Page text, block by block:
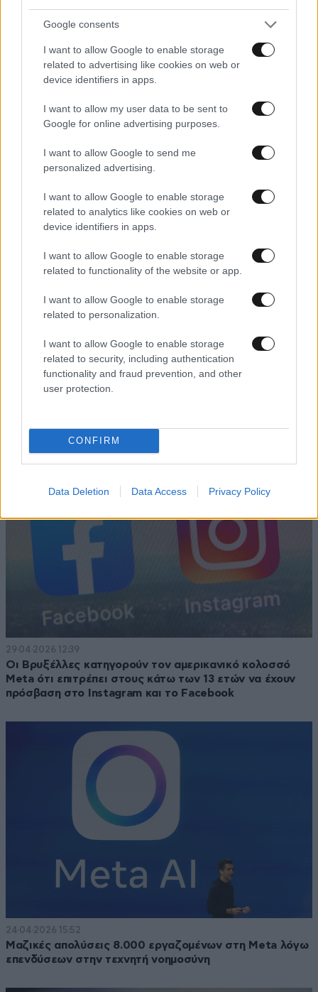
Google consents
I want to allow Google to enable storage
related to advertising like cookies on web or
device identifiers in apps.
I want to allow my user data to be sent to
Google for online advertising purposes.
I want to allow Google to send me
personalized advertising.
I want to allow Google to enable storage
related to analytics like cookies on web or
device identifiers in apps.
I want to allow Google to enable storage
related to functionality of the website or app.
I want to allow Google to enable storage
related to personalization.
I want to allow Google to enable storage
related to security, including authentication
functionality and fraud prevention, and other
user protection.
CONFIRM
Data Deletion Data Access Privacy Policy
Η Meta ξεκινά χιλιάδες απολύσεις σε σαρωτικό κύμα
περικοπών – Δείτε τι αποζημιώσεις δίνει στους
29·04·2026 12:39
Οι Βρυξέλλες κατηγορούν τον αμερικανικό κολοσσό
Meta ότι επιτρέπει στους κάτω των 13 ετών να έχουν
πρόσβαση στο Instagram και το Facebook
24·04·2026 15:52
Μαζικές απολύσεις 8.000 εργαζομένων στη Meta λόγω
επενδύσεων στην τεχνητή νοημοσύνη